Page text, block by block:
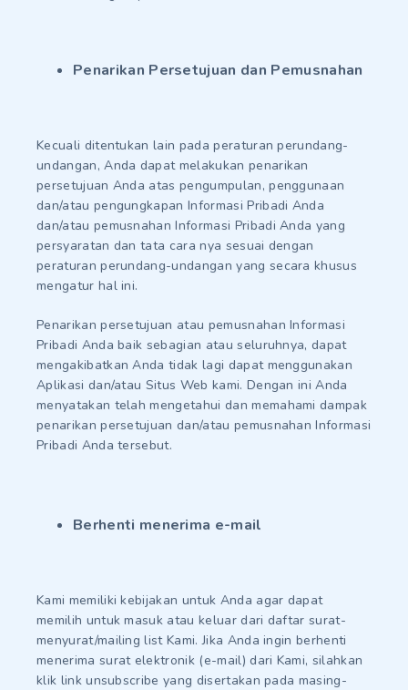
Penarikan Persetujuan dan Pemusnahan
Kecuali ditentukan lain pada peraturan perundang-
undangan, Anda dapat melakukan penarikan
persetujuan Anda atas pengumpulan, penggunaan
dan/atau pengungkapan Informasi Pribadi Anda
dan/atau pemusnahan Informasi Pribadi Anda yang
persyaratan dan tata cara nya sesuai dengan
peraturan perundang-undangan yang secara khusus
mengatur hal ini.
Penarikan persetujuan atau pemusnahan Informasi
Pribadi Anda baik sebagian atau seluruhnya, dapat
mengakibatkan Anda tidak lagi dapat menggunakan
Aplikasi dan/atau Situs Web kami. Dengan ini Anda
menyatakan telah mengetahui dan memahami dampak
penarikan persetujuan dan/atau pemusnahan Informasi
Pribadi Anda tersebut.
Berhenti menerima e-mail
Kami memiliki kebijakan untuk Anda agar dapat
memilih untuk masuk atau keluar dari daftar surat-
menyurat/mailing list Kami. Jika Anda ingin berhenti
menerima surat elektronik (e-mail) dari Kami, silahkan
klik link unsubscribe yang disertakan pada masing-